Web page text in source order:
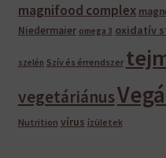
magnifood complex
Niedermaier omega 3 oxidatív
szelén Szív és érrendszer
vegetáriánus
Nutrition vírus ízületek